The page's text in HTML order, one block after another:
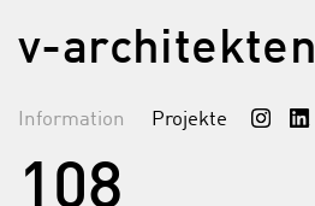
v-architekten
Information Projekte
108